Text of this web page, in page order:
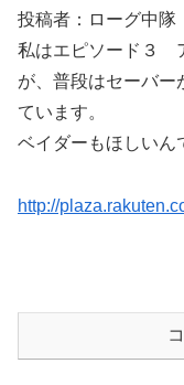
投稿者：ローグ中
私はエピソード３
が、普段はセーバー
ています。
ベイダーもほしいん
http://